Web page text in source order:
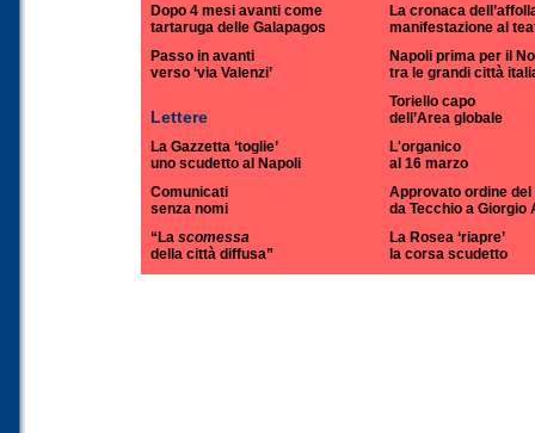
Dopo 4 mesi avanti come
tartaruga delle Galapagos
La cronaca
manifestazione al
Passo in avanti
verso ‘via Valenzi’
Napoli prima per il No
tra le grandi città
Lettere
Toriello capo
dell’Area globale
La Gazzetta ‘toglie’
uno scudetto al Napoli
L'organico
al 16 marzo
Comunicati
senza nomi
Approvato ordine del
da Tecchio a Giorgio
“La scomessa
della città diffusa”
La Rosea ‘riapre’
la corsa scudetto